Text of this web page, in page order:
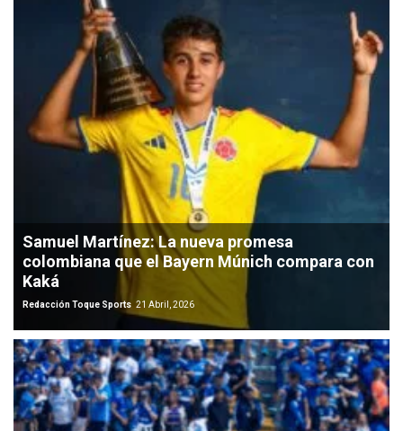
Samuel Martínez: La nueva promesa
colombiana que el Bayern Múnich compara con
Kaká
Redacción Toque Sports 21 Abril, 2026